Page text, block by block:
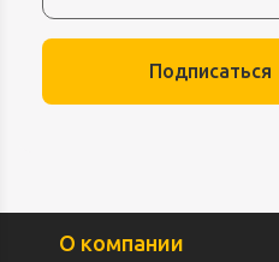
Подписаться
О компании